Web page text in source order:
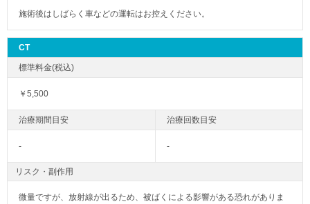
施術後はしばらく車などの運転はお控えください。
CT
￥5,500
- -
リスク・副作用
微量ですが、放射線が出るため、被ばくによる影響がある恐れがありま